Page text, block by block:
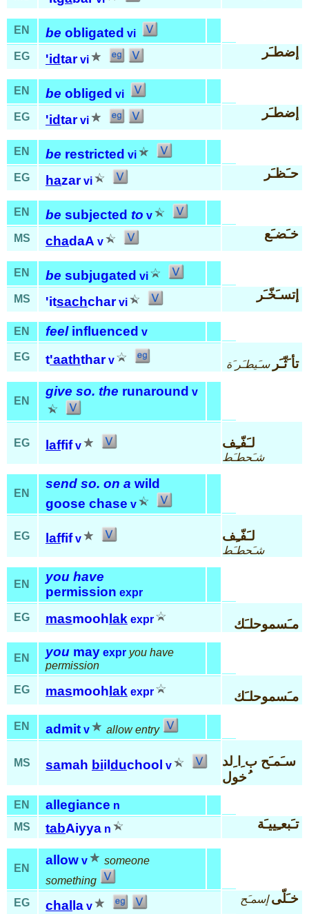
EN be obligated vi
EG
'idtar vi
إضطـَر
EN be obliged vi
EG
'idtar vi
إضطـَر
EN be restricted vi
EG
hazar vi
حـَظـَر
EN be subjected to v
MS
chadaA v
خـَضـَع
EN be subjugated vi
MS
'itsachchar vi
إتسـَخّـَر
EN feelinfluenced v
EG t'aaththar v تأ َثّـَر سـَيطـَر َة
EN
give so. the runaround v
EG laffif v لـَفّـِف
شـَحطـَط
EN
send so. on a wild
goose chase v
EG laffif v لـَفّـِف
شـَحطـَط
EN
you have
permission expr
EG masmooh lak expr مـَسموحلـَك
EN you may expr you have
permission
EG masmooh lak expr مـَسموحلـَك
EN admit v allow entry
MS samah biil duchool v
سـَمـَح ب ِا ِلد
ُخول
EN allegiance n
MS
tabAiyya n تـَبعـِييـَة
EN
allow v
someone
something
EG
chal la v
خـَلّى إسمـَح